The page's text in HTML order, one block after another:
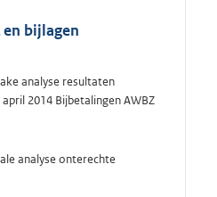
bijlagen
analyse resultaten
2014 Bijbetalingen AWBZ
analyse onterechte